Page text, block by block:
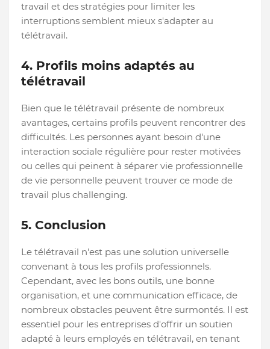
travail et des stratégies pour limiter les
interruptions semblent mieux s'adapter au
télétravail.
4. Profils moins adaptés au
télétravail
Bien que le télétravail présente de nombreux
avantages, certains profils peuvent rencontrer des
difficultés. Les personnes ayant besoin d'une
interaction sociale régulière pour rester motivées
ou celles qui peinent à séparer vie professionnelle
de vie personnelle peuvent trouver ce mode de
travail plus challenging.
5. Conclusion
Le télétravail n'est pas une solution universelle
convenant à tous les profils professionnels.
Cependant, avec les bons outils, une bonne
organisation, et une communication efficace, de
nombreux obstacles peuvent être surmontés. Il est
essentiel pour les entreprises d'offrir un soutien
adapté à leurs employés en télétravail, en tenant